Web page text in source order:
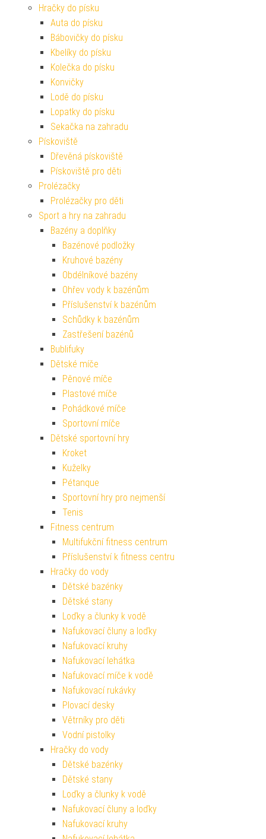
Hračky do písku
Auta do písku
Bábovičky do písku
Kbelíky do písku
Kolečka do písku
Konvičky
Lodě do písku
Lopatky do písku
Sekačka na zahradu
Pískoviště
Dřevěná pískoviště
Pískoviště pro děti
Prolézačky
Prolézačky pro děti
Sport a hry na zahradu
Bazény a doplňky
Bazénové podložky
Kruhové bazény
Obdélníkové bazény
Ohřev vody k bazénům
Příslušenství k bazénům
Schůdky k bazénům
Zastřešení bazénů
Bublifuky
Dětské míče
Pěnové míče
Plastové míče
Pohádkové míče
Sportovní míče
Dětské sportovní hry
Kroket
Kuželky
Pétanque
Sportovní hry pro nejmenší
Tenis
Fitness centrum
Multifukční fitness centrum
Příslušenství k fitness centru
Hračky do vody
Dětské bazénky
Dětské stany
Loďky a člunky k vodě
Nafukovací čluny a loďky
Nafukovací kruhy
Nafukovací lehátka
Nafukovací míče k vodě
Nafukovací rukávky
Plovací desky
Větrníky pro děti
Vodní pistolky
Hračky do vody
Dětské bazénky
Dětské stany
Loďky a člunky k vodě
Nafukovací čluny a loďky
Nafukovací kruhy